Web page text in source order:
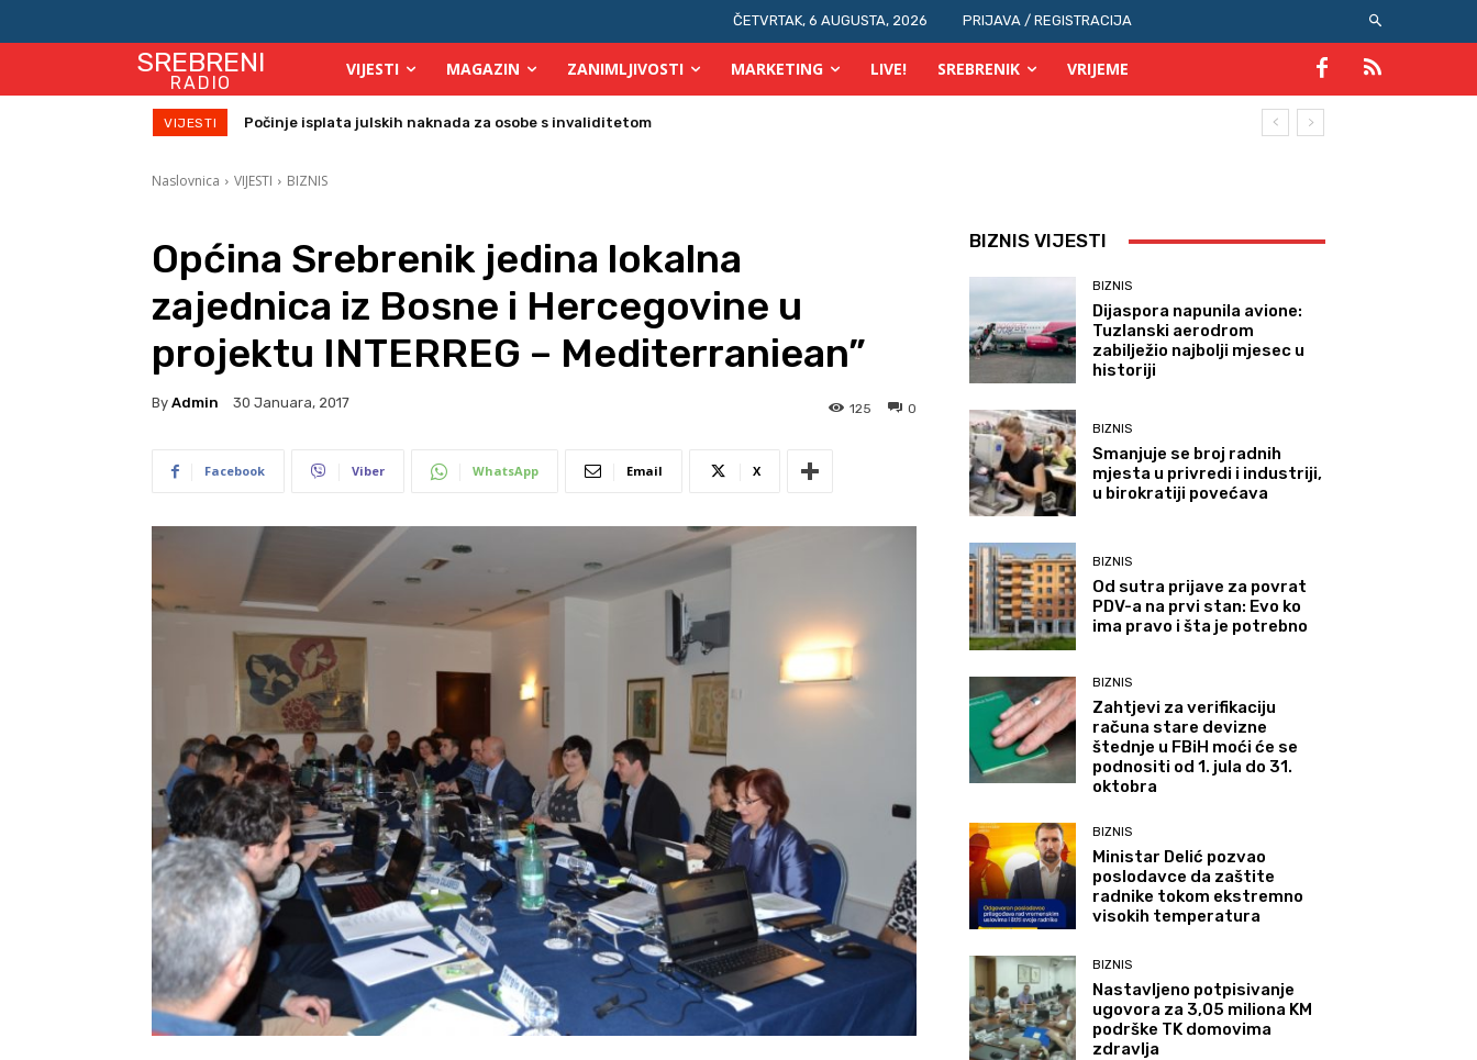
ČETVRTAK, 6 AUGUSTA, 2026 PRIJAVA / REGISTRACIJA
SREBRENI
RADIO
VIJESTI MAGAZIN ZANIMLJIVOSTI MARKETING LIVE! SREBRENIK VRIJEME
VIJESTI Danas sunačano i veoma toplo
Naslovnica VIJESTI BIZNIS
Općina Srebrenik jedina lokalna
zajednica iz Bosne i Hercegovine u
projektu INTERREG – Mediterraniean”
By Admin 30 Januara, 2017 0
125
Facebook Viber WhatsApp Email X
BIZNIS VIJESTI
BIZNIS
Dijaspora napunila avione:
Tuzlanski aerodrom
zabilježio najbolji mjesec u
historiji
BIZNIS
Smanjuje se broj radnih
mjesta u privredi i industriji,
u birokratiji povećava
BIZNIS
Od sutra prijave za povrat
PDV-a na prvi stan: Evo ko
ima pravo i šta je potrebno
BIZNIS
Zahtjevi za verifikaciju
računa stare devizne
štednje u FBiH moći će se
podnositi od 1. jula do 31.
oktobra
BIZNIS
Ministar Delić pozvao
poslodavce da zaštite
radnike tokom ekstremno
visokih temperatura
BIZNIS
Nastavljeno potpisivanje
ugovora za 3,05 miliona KM
podrške TK domovima
zdravlja